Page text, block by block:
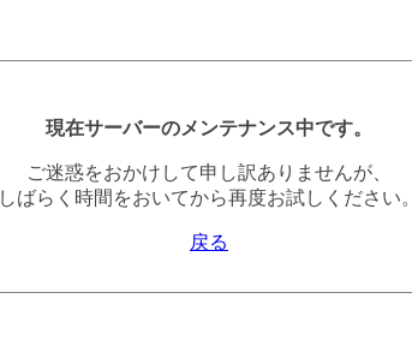
現在サーバーのメンテナンス中です。
ご迷惑をおかけして申し訳ありませんが、
しばらく時間をおいてから再度お試しください。
戻る